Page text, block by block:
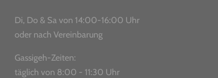
Di, Do & Sa von 14:00-16:00 Uhr
oder nach Vereinbarung
Gassigeh-Zeiten:
täglich von 8:00 - 11:30 Uhr